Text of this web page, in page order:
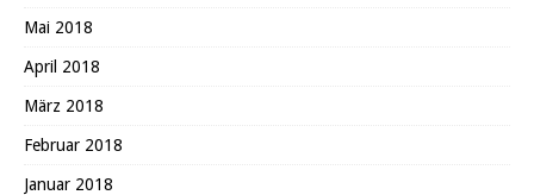
Mai 2018
April 2018
März 2018
Februar 2018
Januar 2018